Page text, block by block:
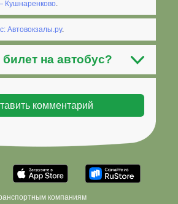
Кушнаренково
Автовокзалы.ру.
билет на автобус?
компаниям